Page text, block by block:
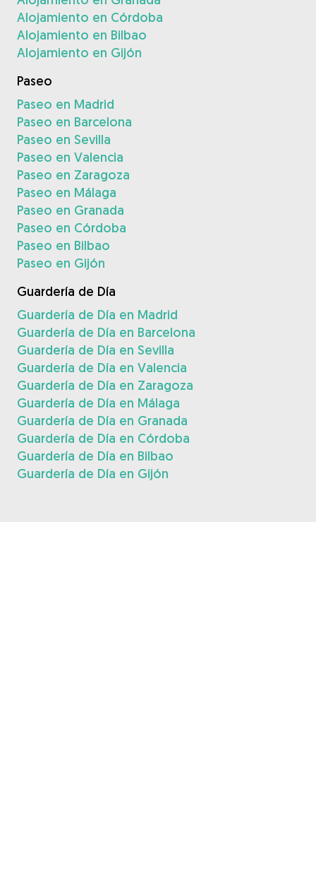
Alojamiento en Córdoba
Alojamiento en Bilbao
Alojamiento en Gijón
Paseo
Paseo en Madrid
Paseo en Barcelona
Paseo en Sevilla
Paseo en Valencia
Paseo en Zaragoza
Paseo en Málaga
Paseo en Granada
Paseo en Córdoba
Paseo en Bilbao
Paseo en Gijón
Guardería de Día
Guardería de Día en Madrid
Guardería de Día en Barcelona
Guardería de Día en Sevilla
Guardería de Día en Valencia
Guardería de Día en Zaragoza
Guardería de Día en Málaga
Guardería de Día en Granada
Guardería de Día en Córdoba
Guardería de Día en Bilbao
Guardería de Día en Gijón